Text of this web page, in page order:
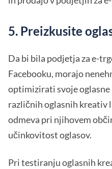
5. Preizkusite
Da bi bila podjetja za e-
Facebooku, morajo
optimizirati svoje oglasne
različnih oglasnih kreativ
odmeva pri njihovem
učinkovitost oglasov.
Pri testiranju oglasnih